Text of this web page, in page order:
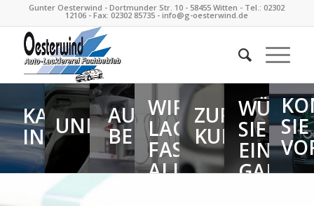
Gunter Oesterwind - Dortmunder Str. 10 - 58455 Witten - Tel.: 02302
12106 - Fax: 02302 85735 - info@g-oesterwind.de
KAROSSERIE-
INSTANDSETZUNG
UNFALL?AUSFÜHRLICHE
BERATUNG
WIR
LACKIEREN
FAST
ALLES
ZUFRIEDENE
KUNDEN
SIE
EINEN
GANZ
SIE